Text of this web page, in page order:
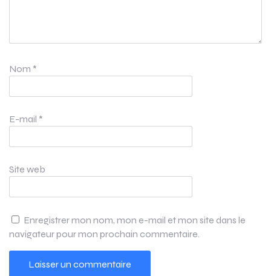
Nom *
E-mail *
Site web
Enregistrer mon nom, mon e-mail et mon site dans le
navigateur pour mon prochain commentaire.